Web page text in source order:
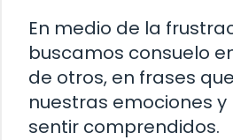
En medio de la
buscamos consuelo
de otros, en frases
nuestras emociones y
sentir comprendidos.